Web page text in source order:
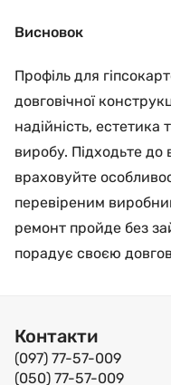
Висновок
Профіль для
довговічної
надійність, естетика
виробу. Підходьте до
враховуйте
перевіреним
ремонт пройде без
порадує своєю
Контакти
(097) 77-57-009
(050) 77-57-009